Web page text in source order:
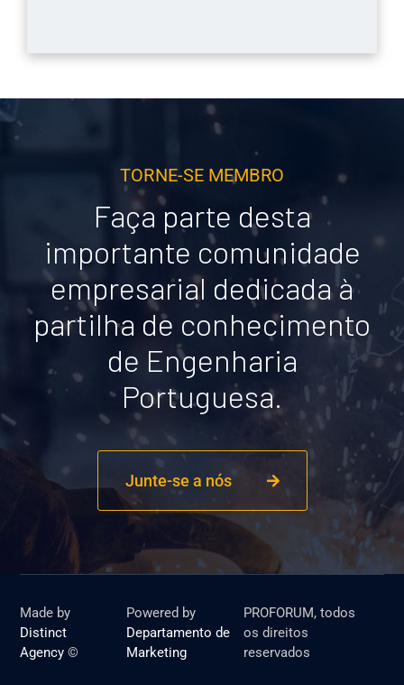
TORNE-SE MEMBRO
Faça parte desta
importante comunidade
empresarial dedicada à
partilha de conhecimento
de Engenharia
Portuguesa.
Junte-se a nós
Made by
Distinct
Agency ©
Powered by
Departamento de
Marketing
PROFORUM, todos
os direitos
reservados